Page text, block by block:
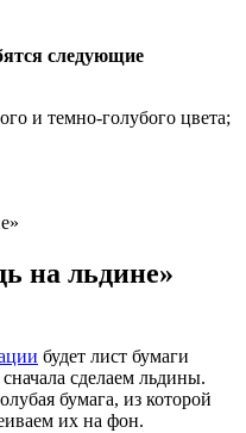
следующие
и темно-голубого цвета;
на льдине»
будет лист бумаги
сделаем льдины.
бумага, из которой
их на фон.